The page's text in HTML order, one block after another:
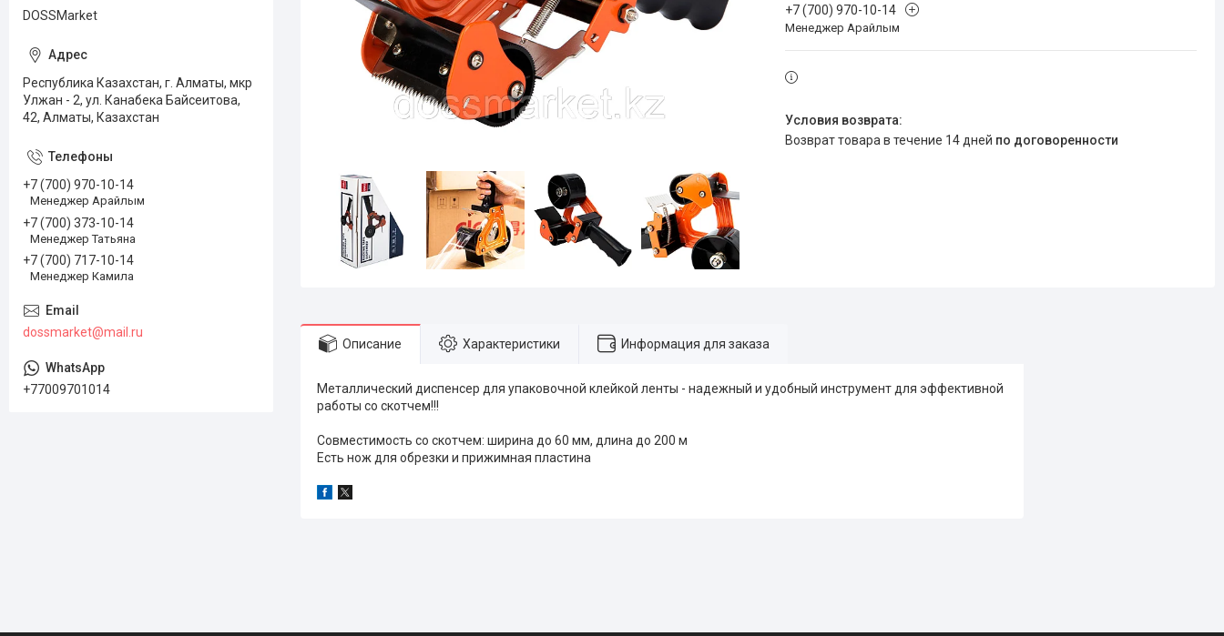
+7 (700) 970-10-14
Менеджер Арайлым
возврат товара в течение 14 дней по договоренности
Описание Характеристики Информация для заказа
Металлический диспенсер для упаковочной клейкой ленты - надежный и удобный инструмент для эффективной
работы со скотчем!!!
Совместимость со скотчем: ширина до 60 мм, длина до 200 м
Есть нож для обрезки и прижимная пластина
DOSSMarket
Республика Казахстан, г. Алматы, мкр
Улжан - 2, ул. Канабека Байсеитова,
42, Алматы, Казахстан
+7 (700) 970-10-14
Менеджер Арайлым
+7 (700) 373-10-14
Менеджер Татьяна
+7 (700) 717-10-14
Менеджер Камила
dossmarket@mail.ru
+77009701014